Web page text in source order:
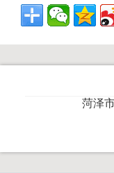
菏泽